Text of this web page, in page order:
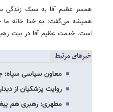
همسر عظیم آقا به سبک زندگی
همیشه می‌گفت: به خدا خانه ما
است. خدمت عظیم آقا در بیت
خبرهای مرتبط
معاون سیاسی سپاه:
روایت پزشکیان از
مطهری: رهبری هم